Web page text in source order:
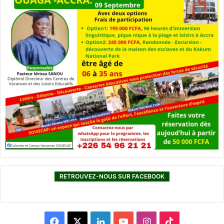
RETROUVEZ-NOUS SUR FACEBOOK
L
I